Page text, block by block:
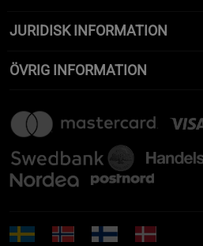
JURIDISK INFORMATION
ÖVRIG INFORMATION